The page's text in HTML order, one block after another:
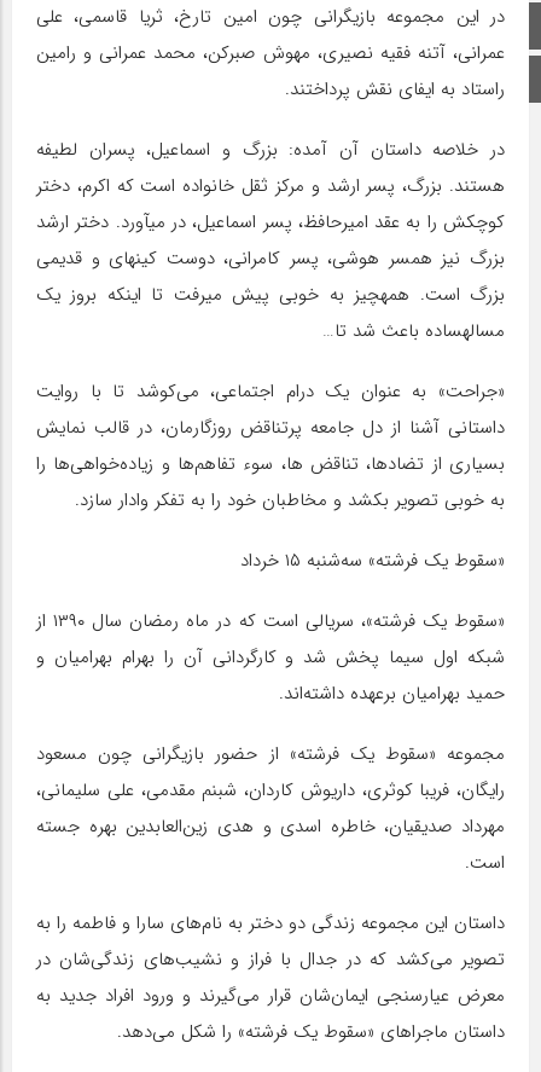
صفحه اصلی
اینستاگرام
در این مجموعه بازیگرانی چون امین تارخ، ثریا قاسمی، علی
عمرانی، آتنه فقیه نصیری، مهوش صبرکن، محمد عمرانی و رامین
راستاد به ایفای نقش پرداختند.
در خلاصه داستان آن آمده: بزرگ و اسماعیل، پسران لطیفه
هستند. بزرگ، پسر ارشد و مرکز ثقل خانواده است که اکرم، دختر
کوچکش را به عقد امیرحافظ، پسر اسماعیل، در می‎آورد. دختر ارشد
بزرگ نیز همسر هوشی، پسر کامرانی، دوست کینه‎ای و قدیمی
بزرگ است. همه‎چیز به خوبی پیش می‎رفت تا اینکه بروز یک
مساله‎ساده باعث شد تا…
«جراحت» به عنوان یک درام اجتماعی، می‌کوشد تا با روایت
داستانی آشنا از دل جامعه پرتناقض روزگارمان، در قالب نمایش
بسیاری از تضادها، تناقض ها، سوء تفاهم‌ها و زیاده‌خواهی‌ها را
به خوبی تصویر بکشد و مخاطبان خود را به تفکر وادار سازد.
«سقوط یک فرشته» سه‌شنبه ۱۵ خرداد
«سقوط یک فرشته»، سریالی است که در ماه رمضان سال ۱۳۹۰ از
شبکه اول سیما پخش شد و کارگردانی آن را بهرام بهرامیان و
حمید بهرامیان برعهده داشته‌اند.
مجموعه «سقوط یک فرشته» از حضور بازیگرانی چون مسعود
رایگان، فریبا کوثری، داریوش کاردان، شبنم مقدمی، علی سلیمانی،
مهرداد صدیقیان، خاطره اسدی و هدی زین‌العابدین بهره جسته
است.
داستان این مجموعه زندگی دو دختر به نام‌های سارا و فاطمه را به
تصویر می‌کشد که در جدال با فراز و نشیب‌های زندگی‌شان در
معرض عیارسنجی ایمان‌شان قرار می‌گیرند و ورود افراد جدید به
داستان ماجراهای «سقوط یک فرشته» را شکل می‌دهد.